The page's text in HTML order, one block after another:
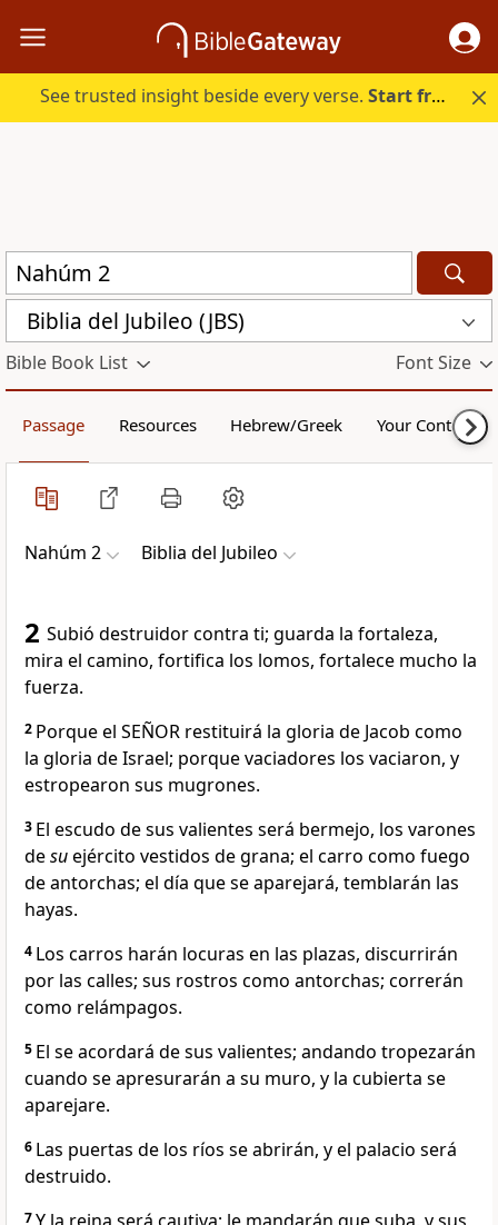
See trusted insight beside every verse.Start free.
Biblia del Jubileo (JBS)
Bible Book List Font Size
Passage Resources Hebrew/Greek Your Content
Nahúm 2 Biblia del Jubileo
2 Subió destruidor contra ti; guarda la fortaleza,
mira el camino, fortifica los lomos, fortalece mucho la
fuerza.
2 Porque el SEÑOR restituirá la gloria de Jacob como
la gloria de Israel; porque vaciadores los vaciaron, y
estropearon sus mugrones.
3 El escudo de sus valientes será bermejo, los varones
desuejército vestidos de grana; el carro como fuego
de antorchas; el día que se aparejará, temblarán las
hayas.
4 Los carros harán locuras en las plazas, discurrirán
por las calles; sus rostros como antorchas; correrán
como relámpagos.
5 El se acordará de sus valientes; andando tropezarán
cuando se apresurarán a su muro, y la cubierta se
aparejare.
6 Las puertas de los ríos se abrirán, y el palacio será
destruido.
7